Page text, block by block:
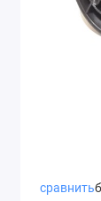
сравнить